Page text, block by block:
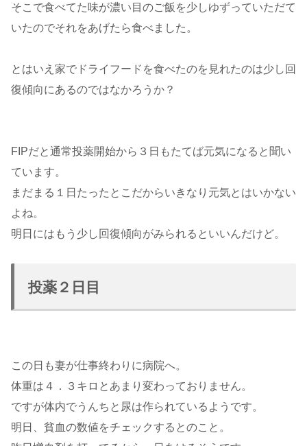
そこで食べてた味が濃い目のご飯を少しゆずっていただて
いたのでそれをあげたら食べました。
とはいえ家でドライフードを食べたのを見れたのは少し回
復傾向にあるのではなかろうか？
FIPだと通常投薬開始から３日もたてば元気になると聞い
ています。
まだまる１日たったとこだからいきなり元気とはいかない
よね。
明日にはもう少し回復傾向がみられるといいんだけど。
投薬２日目
この日も妻が仕事終わりに病院へ。
体重は４．３キロとあまり変わっておりません。
ですが体内でうんちと尿は作られているようです。
明日、貧血の数値をチェックするとのこと。